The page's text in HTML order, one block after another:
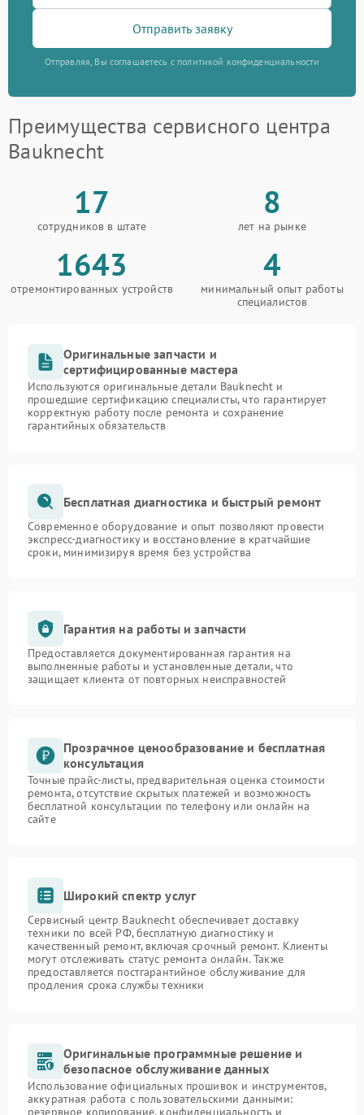
Отправить заявку
Отправляя, Вы соглашаетесь с политикой конфиденциальности
Преимущества сервисного центра
Bauknecht
17
сотрудников в штате
8
лет на рынке
1643
отремонтированных устройств
4
минимальный опыт работы
специалистов
Оригинальные запчасти и
сертифицированные мастера
Используются оригинальные детали Bauknecht и
прошедшие сертификацию специалисты, что гарантирует
корректную работу после ремонта и сохранение
гарантийных обязательств
Бесплатная диагностика и быстрый ремонт
Современное оборудование и опыт позволяют провести
экспресс-диагностику и восстановление в кратчайшие
сроки, минимизируя время без устройства
Гарантия на работы и запчасти
Предоставляется документированная гарантия на
выполненные работы и установленные детали, что
защищает клиента от повторных неисправностей
Прозрачное ценообразование и бесплатная
консультация
Точные прайс-листы, предварительная оценка стоимости
ремонта, отсутствие скрытых платежей и возможность
бесплатной консультации по телефону или онлайн на
сайте
Широкий спектр услуг
Сервисный центр Bauknecht обеспечивает доставку
техники по всей РФ, бесплатную диагностику и
качественный ремонт, включая срочный ремонт. Клиенты
могут отслеживать статус ремонта онлайн. Также
предоставляется постгарантийное обслуживание для
продления срока службы техники
Оригинальные программные решение и
безопасное обслуживание данных
Использование официальных прошивок и инструментов,
аккуратная работа с пользовательскими данными:
резервное копирование, конфиденциальность и